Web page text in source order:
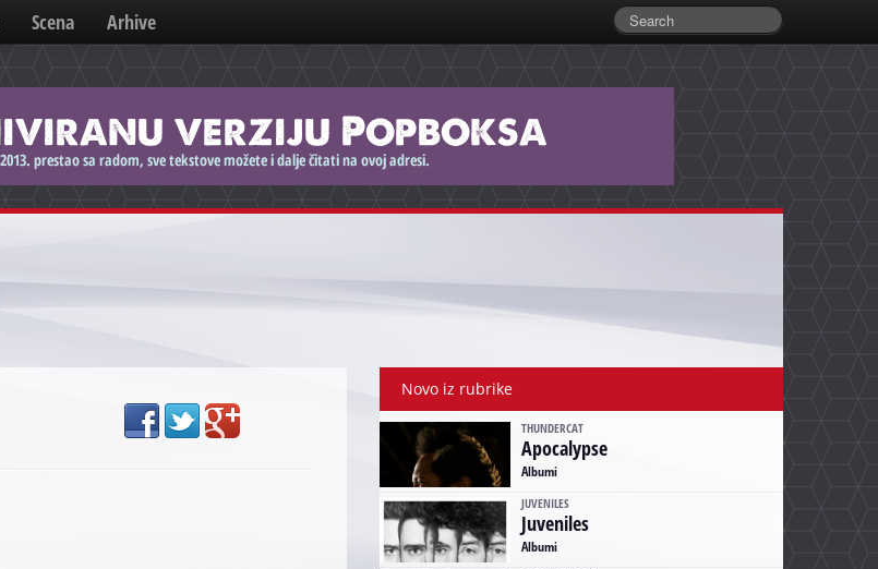
Scena Arhive
Novo iz rubrike
THUNDERCAT
Apocalypse
Albumi
JUVENILES
Juveniles
Albumi